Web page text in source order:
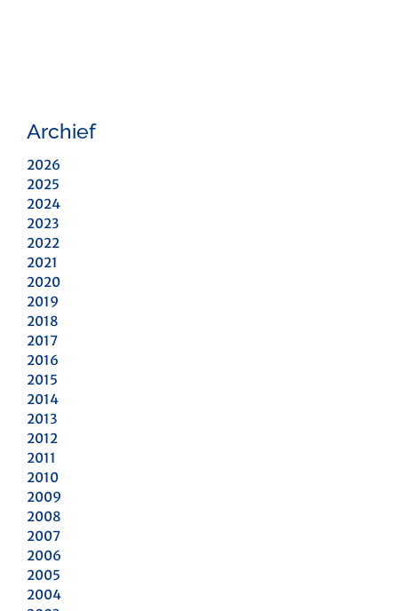
Archief
2026
2025
2024
2023
2022
2021
2020
2019
2018
2017
2016
2015
2014
2013
2012
2011
2010
2009
2008
2007
2006
2005
2004